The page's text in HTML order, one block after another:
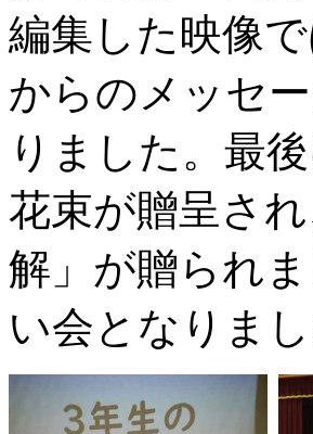
編集した映像
からのメッセ
りました。最
花束が贈呈さ
解」が贈られ
い会となりまし